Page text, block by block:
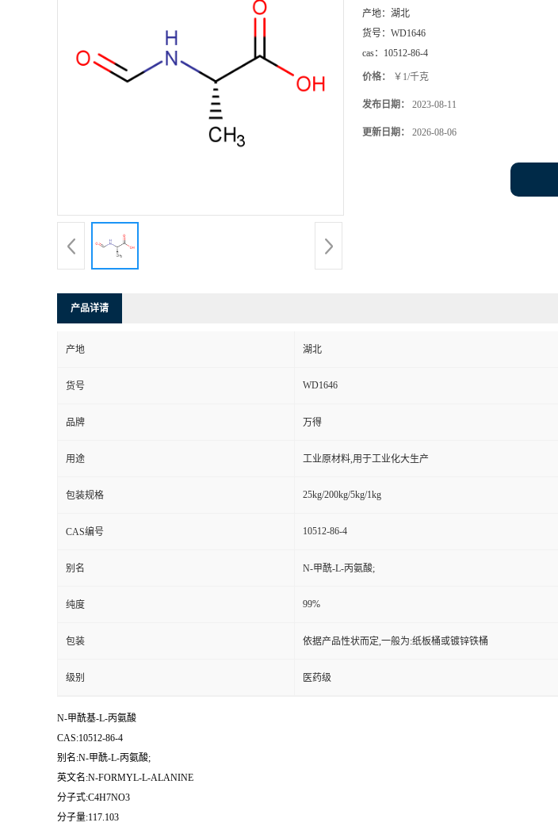
产地： 湖北
货号： WD1646
cas： 10512-86-4
价格： ￥1/千克
发布日期： 2023-08-11
更新日期： 2026-08-06
产品详请
产地 湖北
货号 WD1646
品牌 万得
用途 工业原材料,用于工业化大生产
包装规格 25kg/200kg/5kg/1kg
CAS编号 10512-86-4
别名 N-甲酰-L-丙氨酸;
纯度 99%
包装 依据产品性状而定,一般为:纸板桶或镀锌铁桶
级别 医药级
N-甲酰基-L-丙氨酸
CAS:10512-86-4
别名:N-甲酰-L-丙氨酸;
英文名:N-FORMYL-L-ALANINE
分子式:C4H7NO3
分子量:117.103